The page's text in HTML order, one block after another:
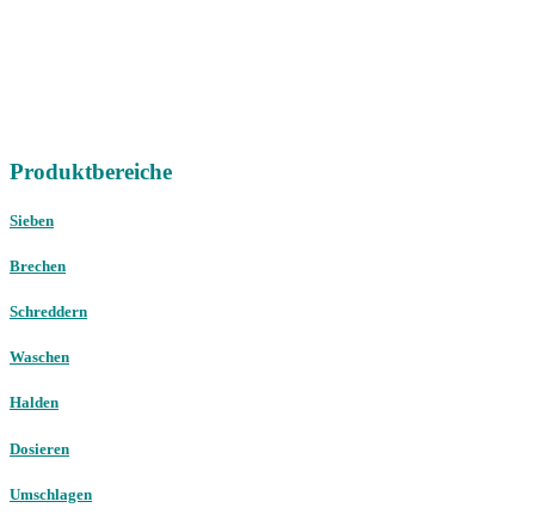
Produktbereiche
Sieben
Brechen
Schreddern
Waschen
Halden
Dosieren
Umschlagen